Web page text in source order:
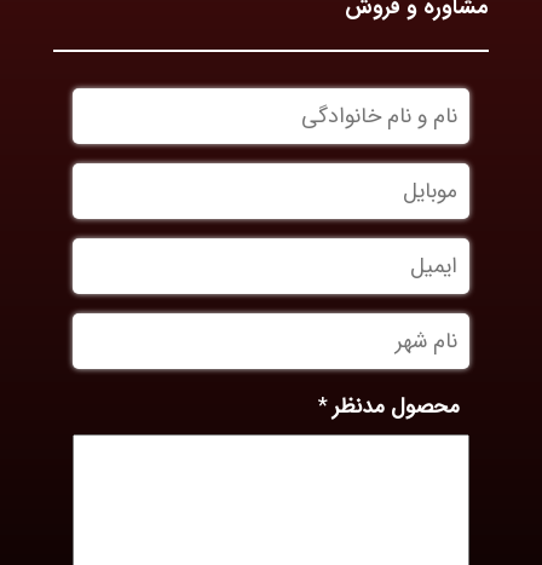
مشاوره و فروش
نام
و
نام
خانوادگی
موبایل
ایمیل
نام
شهر
محصول مدنظر*